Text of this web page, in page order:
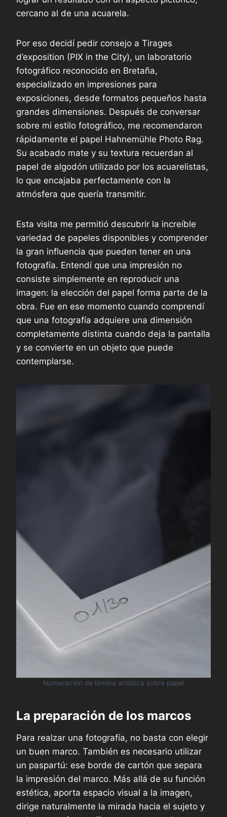
cercano al de una acuarela.
Por eso decidí pedir consejo a Tirages
d’exposition (PIX in the City), un laboratorio
fotográfico reconocido en Bretaña,
especializado en impresiones para
exposiciones, desde formatos pequeños hasta
grandes dimensiones. Después de conversar
sobre mi estilo fotográfico, me recomendaron
rápidamente el papel Hahnemühle Photo Rag.
Su acabado mate y su textura recuerdan al
papel de algodón utilizado por los acuarelistas,
lo que encajaba perfectamente con la
atmósfera que quería transmitir.
Esta visita me permitió descubrir la increíble
variedad de papeles disponibles y comprender
la gran influencia que pueden tener en una
fotografía. Entendí que una impresión no
consiste simplemente en reproducir una
imagen: la elección del papel forma parte de la
obra. Fue en ese momento cuando comprendí
que una fotografía adquiere una dimensión
completamente distinta cuando deja la pantalla
y se convierte en un objeto que puede
contemplarse.
Numeración de lámina artística sobre papel
La preparación de los marcos
Para realzar una fotografía, no basta con elegir
un buen marco. También es necesario utilizar
un paspartú: ese borde de cartón que separa
la impresión del marco. Más allá de su función
estética, aporta espacio visual a la imagen,
dirige naturalmente la mirada hacia el sujeto y